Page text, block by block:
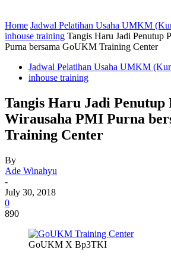
Home Jadwal Pelatihan Usaha UMKM
inhouse training Tangis Haru Jadi Penutup
Purna bersama GoUKM Training Center
Jadwal Pelatihan Usaha UMKM
inhouse training
Tangis Haru Jadi Penutup
Wirausaha PMI Purna
Training Center
By
Ade Winahyu
-
July 30, 2018
0
890
GoUKM X Bp3TKI